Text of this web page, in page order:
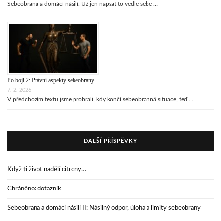
Sebeobrana a domácí násilí. Už jen napsat to vedle sebe …
Po boji 2: Právní aspekty sebeobrany
7. 2. 2026
V předchozím textu jsme probrali, kdy končí sebeobranná situace, teď …
DALŠÍ PŘÍSPĚVKY
Když ti život nadělí citrony…
Chráněno: dotazník
Sebeobrana a domácí násilí II: Násilný odpor, úloha a limity sebeobrany